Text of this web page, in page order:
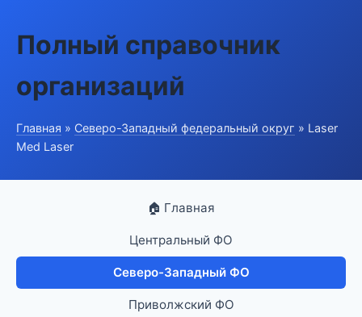
Полный справочник
организаций
Главная » Северо-Западный федеральный округ » Laser
Med Laser
🏠 Главная
Центральный ФО
Северо-Западный ФО
Приволжский ФО